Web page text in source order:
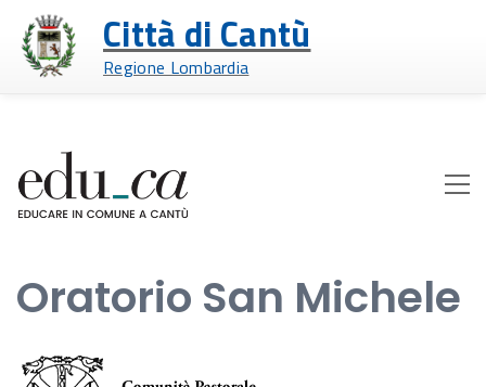
Città di Cantù
Regione Lombardia
Oratorio San Michele